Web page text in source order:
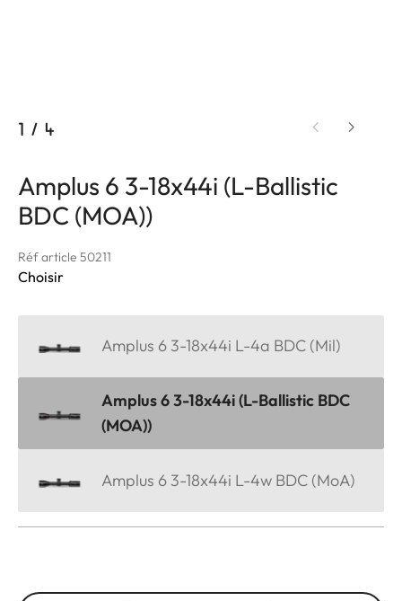
1 / 4
Amplus 6 3-18x44i (L-Ballistic
BDC (MOA))
Réf article 50211
Choisir
Amplus 6 3-18x44i L-4a BDC (Mil)
Amplus 6 3-18x44i (L-Ballistic BDC
(MOA))
Amplus 6 3-18x44i L-4w BDC (MoA)